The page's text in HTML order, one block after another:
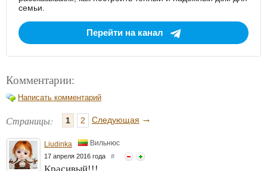
семьи.
Перейти на канал
Комментарии:
Написать комментарий
Страницы: 1 2 Следующая →
Liudinka Вильнюс
17 апреля 2016 года #
Красивый!!!